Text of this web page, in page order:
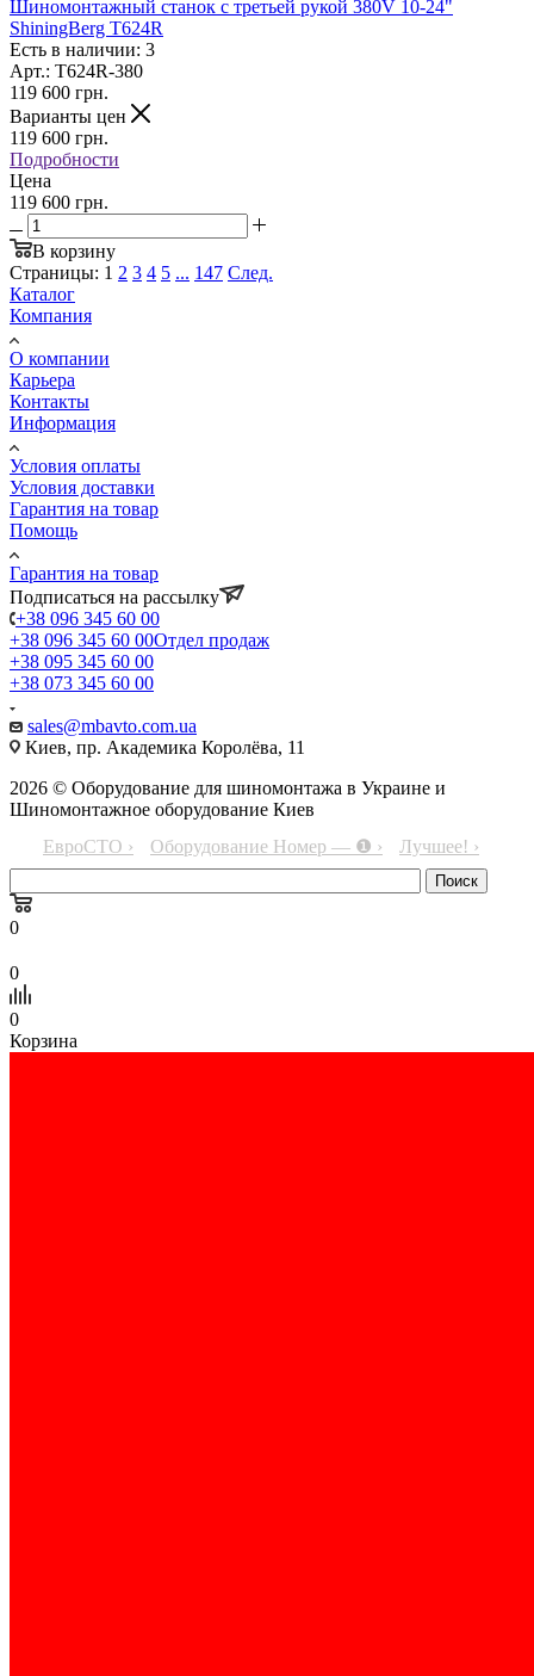
Шиномонтажный станок с третьей рукой 380V 10-24"
ShiningBerg T624R
Есть в наличии: 3
Арт.: Т624R-380
119 600 грн.
Варианты цен
119 600 грн.
Подробности
Цена
119 600 грн.
В корзину
Страницы: 1 2 3 4 5 ... 147 След.
Каталог
Компания
О компании
Карьера
Контакты
Информация
Условия оплаты
Условия доставки
Гарантия на товар
Помощь
Гарантия на товар
Подписаться на рассылку
+38 096 345 60 00
+38 096 345 60 00Отдел продаж
+38 095 345 60 00
+38 073 345 60 00
sales@mbavto.com.ua
Киев, пр. Академика Королёва, 11
2026 © Оборудование для шиномонтажа в Украине и
Шиномонтажное оборудование Киев
ЕвроСТО ›
Оборудование Номер — ❶ › Лучшее! ›
0
0
0
Корзина